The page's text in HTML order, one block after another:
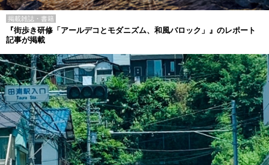
掲載雑誌・書籍
『街歩き研修「アールデコとモダニズム、和風バロック」』のレポート
記事が掲載